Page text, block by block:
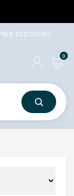
DISCOUNT
0